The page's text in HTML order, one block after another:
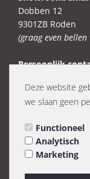
Dobben 12
9301ZB Roden
(graag even bellen
Persoonlijk
Telefoon en
BTW:
Deze website
we slaan geen
Functioneel
Analytisch
Marketing